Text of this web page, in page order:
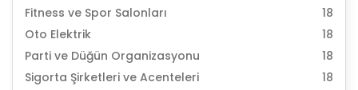
Fitness ve Spor Salonları
18
Oto Elektrik
18
Parti ve Düğün Organizasyonu
18
Sigorta Şirketleri ve Acenteleri
18